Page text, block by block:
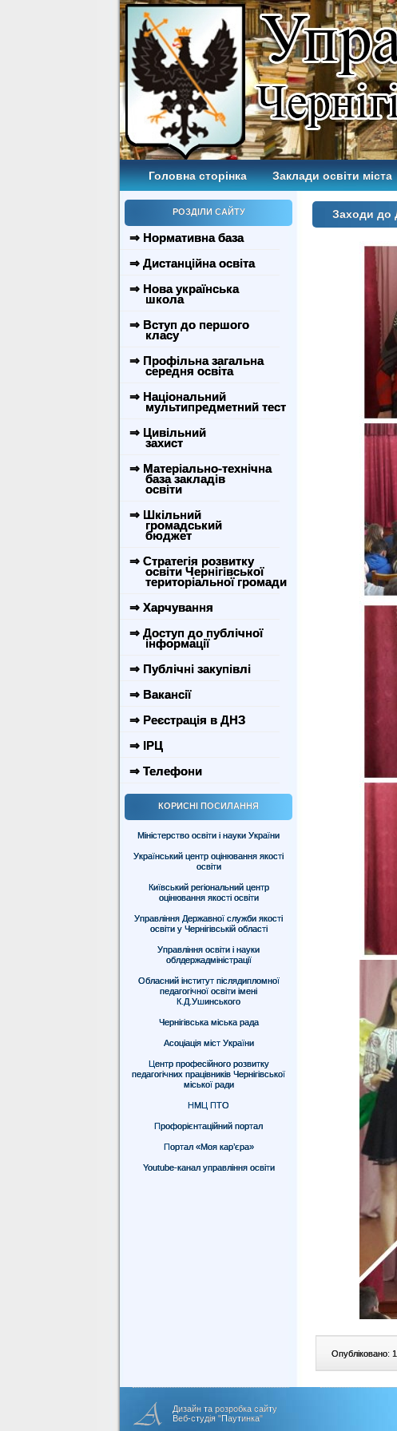
Головна сторінка Заклади освіти міста
РОЗДІЛИ САЙТУ
⇒ Нормативна база
⇒ Дистанційна освіта
⇒ Нова українська
школа
⇒ Вступ до першого
класу
⇒ Профільна загальна
середня освіта
⇒ Національний
мультипредметний тест
⇒ Цивільний
захист
⇒ Матеріально-технічна
база закладів
освіти
⇒ Шкільний
громадський
бюджет
⇒ Стратегія розвитку
освіти Чернігівської
територіальної громади
⇒ Харчування
⇒ Доступ до публічної
інформації
⇒ Публічні закупівлі
⇒ Вакансії
⇒ Реєстрація в ДНЗ
⇒ ІРЦ
⇒ Телефони
КОРИСНІ ПОСИЛАННЯ
Міністерство освіти і науки України
Український центр оцінювання якості
освіти
Київський регіональний центр
оцінювання якості освіти
Управління Державної служби якості
освіти у Чернігівській області
Управління освіти і науки
облдержадміністрації
Обласний інститут післядипломної
педагогічної освіти імені
К.Д.Ушинського
Чернігівська міська рада
Асоціація міст України
Центр професійного розвитку
педагогічних працівників Чернігівської
міської ради
НМЦ ПТО
Профорієнтаційний портал
Портал «Моя кар’єра»
Youtube-канал управління освіти
Заходи до
Опубліковано:
Дизайн та розробка сайту
Веб-студія "Паутинка"